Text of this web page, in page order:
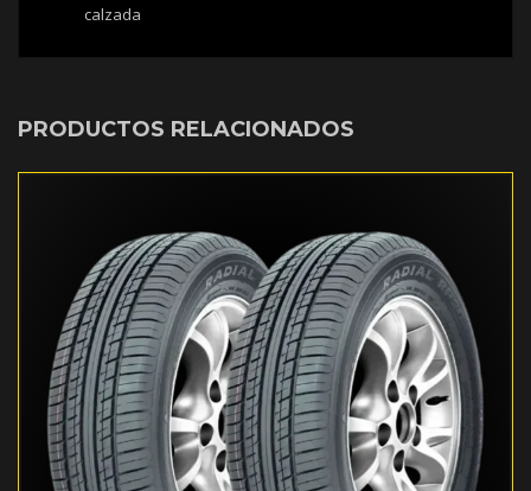
calzada
PRODUCTOS RELACIONADOS